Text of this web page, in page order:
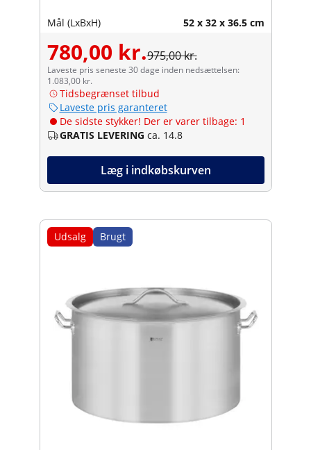
Mål (LxBxH) 52 x 32 x 36.5 cm
780,00 kr.975,00 kr.
Laveste pris seneste 30 dage inden nedsættelsen:
1.083,00 kr.
Tidsbegrænset tilbud
Laveste pris garanteret
De sidste stykker! Der er varer tilbage: 1
GRATIS LEVERING ca. 14.8
Læg i indkøbskurven
Udsalg Brugt